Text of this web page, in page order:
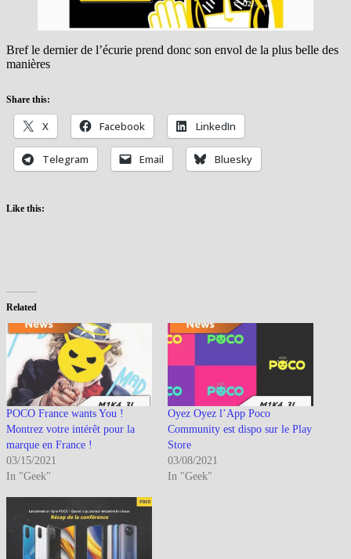
Bref le dernier de l’écurie prend donc son envol de la plus belle des
manières
Share this:
X Facebook LinkedIn
Telegram Email Bluesky
Like this:
Related
POCO France wants You !
Montrez votre intérêt pour la
marque en France !
03/15/2021
In "Geek"
Oyez Oyez l’App Poco
Community est dispo sur le Play
Store
03/08/2021
In "Geek"